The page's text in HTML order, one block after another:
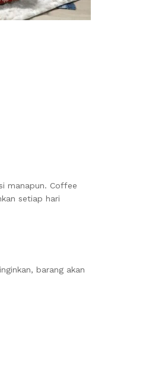
manapun. Coffee
setiap hari
barang akan